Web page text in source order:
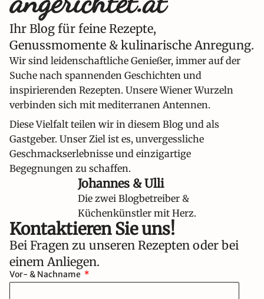
Ihr Blog für feine Rezepte,
Genussmomente & kulinarische Anregung.
Wir sind leidenschaftliche Genießer, immer auf der
Suche nach spannenden Geschichten und
inspirierenden Rezepten. Unsere Wiener Wurzeln
verbinden sich mit mediterranen Antennen.
Diese Vielfalt teilen wir in diesem Blog und als
Gastgeber. Unser Ziel ist es, unvergessliche
Geschmackserlebnisse und einzigartige
Begegnungen zu schaffen.
Johannes & Ulli
Die zwei Blogbetreiber &
Küchenkünstler mit Herz.
Kontaktieren Sie uns!​
Bei Fragen zu unseren Rezepten oder bei
einem Anliegen.
Vor- & Nachname